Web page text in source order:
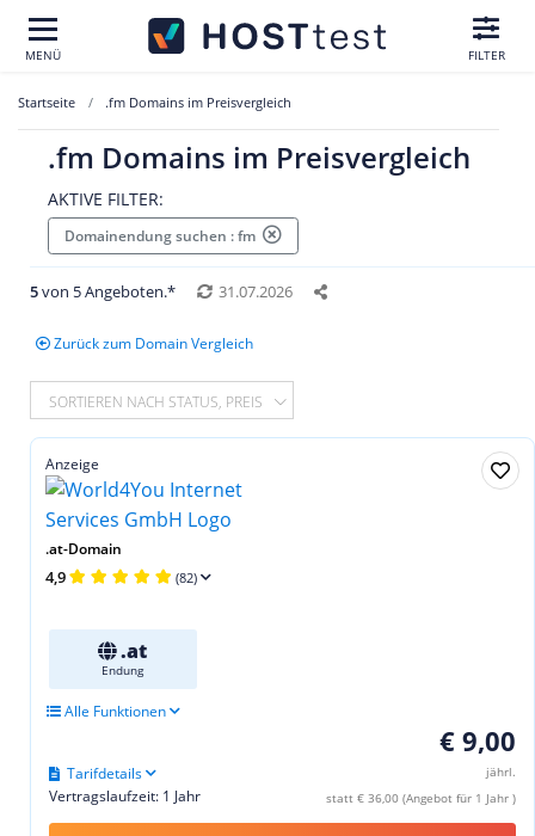
MENÜ FILTER
Startseite .fm Domains im Preisvergleich
.fm Domains im Preisvergleich
AKTIVE FILTER:
Domainendung suchen : fm
5von 5 Angeboten.* 31.07.2026
Zurück zum Domain Vergleich
SORTIEREN NACH STATUS, PREIS
Anzeige
.at-Domain
4,9 (82)
.at
Endung
Alle Funktionen
€ 9,00
jährl.
statt € 36,00 (Angebot für 1 Jahr )
Vertragslaufzeit: 1 Jahr
Tarifdetails